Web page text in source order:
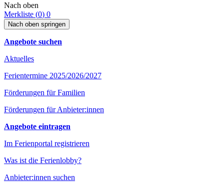
Nach oben
Merkliste (0) 0
Nach oben springen
Angebote suchen
Aktuelles
Ferientermine 2025/2026/2027
Förderungen für Familien
Förderungen für Anbieter:innen
Angebote eintragen
Im Ferienportal registrieren
Was ist die Ferienlobby?
Anbieter:innen suchen